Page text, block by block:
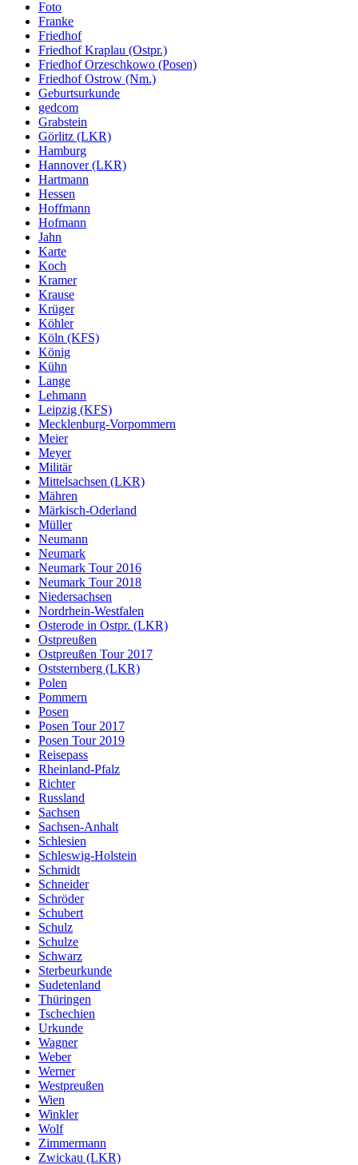
Foto
Franke
Friedhof
Friedhof Kraplau (Ostpr.)
Friedhof Orzeschkowo (Posen)
Friedhof Ostrow (Nm.)
Geburtsurkunde
gedcom
Grabstein
Görlitz (LKR)
Hamburg
Hannover (LKR)
Hartmann
Hessen
Hoffmann
Hofmann
Jahn
Karte
Koch
Kramer
Krause
Krüger
Köhler
Köln (KFS)
König
Kühn
Lange
Lehmann
Leipzig (KFS)
Mecklenburg-Vorpommern
Meier
Meyer
Militär
Mittelsachsen (LKR)
Mähren
Märkisch-Oderland
Müller
Neumann
Neumark
Neumark Tour 2016
Neumark Tour 2018
Niedersachsen
Nordrhein-Westfalen
Osterode in Ostpr. (LKR)
Ostpreußen
Ostpreußen Tour 2017
Oststernberg (LKR)
Polen
Pommern
Posen
Posen Tour 2017
Posen Tour 2019
Reisepass
Rheinland-Pfalz
Richter
Russland
Sachsen
Sachsen-Anhalt
Schlesien
Schleswig-Holstein
Schmidt
Schneider
Schröder
Schubert
Schulz
Schulze
Schwarz
Sterbeurkunde
Sudetenland
Thüringen
Tschechien
Urkunde
Wagner
Weber
Werner
Westpreußen
Wien
Winkler
Wolf
Zimmermann
Zwickau (LKR)